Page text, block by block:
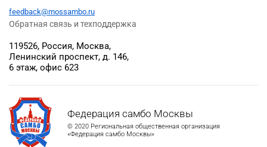
Федерация самбо Москвы
© 2020 Региональная общественная организация
«Федерация самбо Москвы»
119526, Россия, Москва,
Ленинский проспект, д. 146,
6 этаж, офис 623
feedback@mossambo.ru
Обратная связь и техподдержка